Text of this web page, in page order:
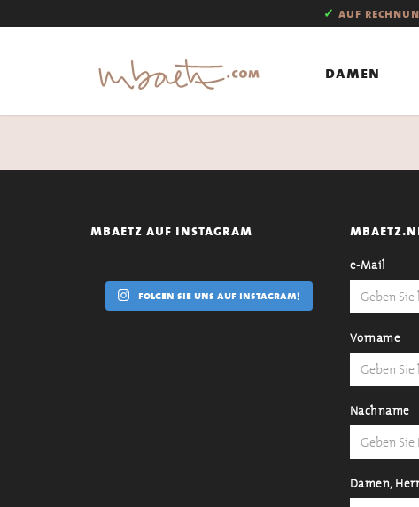
✓ auf
damen
mbaetz auf instagram
folgen sie uns auf instagram!
e-Mail
Vorname
Nachname
Damen,